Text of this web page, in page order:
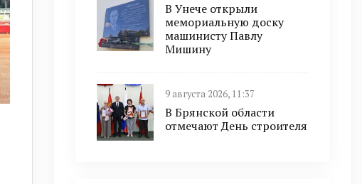
В Унече открыли
мемориальную доску
машинисту Павлу
Мишину
9 августа 2026, 11:37
В Брянской области
отмечают День строителя